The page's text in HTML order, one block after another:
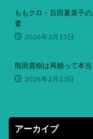
ももクロ・百田夏菜子
査
2026年3月15日
熊田貴樹は再婚って本
2026年2月13日
アーカイブ